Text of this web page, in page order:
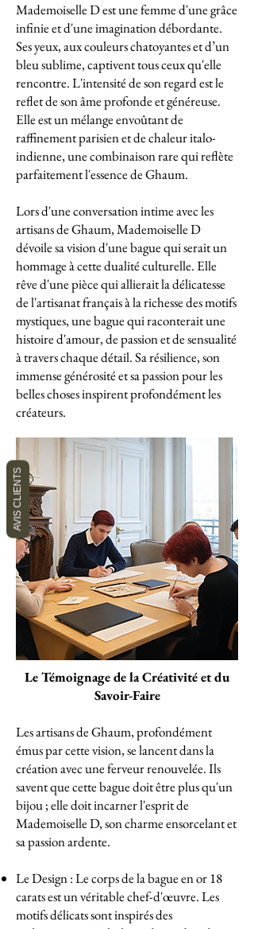
Mademoiselle D est une femme d'une grâce
infinie et d'une imagination débordante.
Ses yeux, aux couleurs chatoyantes et d’un
bleu sublime, captivent tous ceux qu'elle
rencontre. L'intensité de son regard est le
reflet de son âme profonde et généreuse.
Elle est un mélange envoûtant de
raffinement parisien et de chaleur italo-
indienne, une combinaison rare qui reflète
parfaitement l'essence de Ghaum.
Lors d'une conversation intime avec les
artisans de Ghaum, Mademoiselle D
dévoile sa vision d'une bague qui serait un
hommage à cette dualité culturelle. Elle
rêve d'une pièce qui allierait la délicatesse
de l'artisanat français à la richesse des motifs
mystiques, une bague qui raconterait une
histoire d'amour, de passion et de sensualité
à travers chaque détail. Sa résilience, son
immense générosité et sa passion pour les
belles choses inspirent profondément les
créateurs.
Le Témoignage de la Créativité et du
Savoir-Faire
Les artisans de Ghaum, profondément
émus par cette vision, se lancent dans la
création avec une ferveur renouvelée. Ils
savent que cette bague doit être plus qu'un
bijou ; elle doit incarner l'esprit de
Mademoiselle D, son charme ensorcelant et
sa passion ardente.
Le Design : Le corps de la bague en or 18
carats est un véritable chef-d'œuvre. Les
motifs délicats sont inspirés des
AVIS CLIENTS